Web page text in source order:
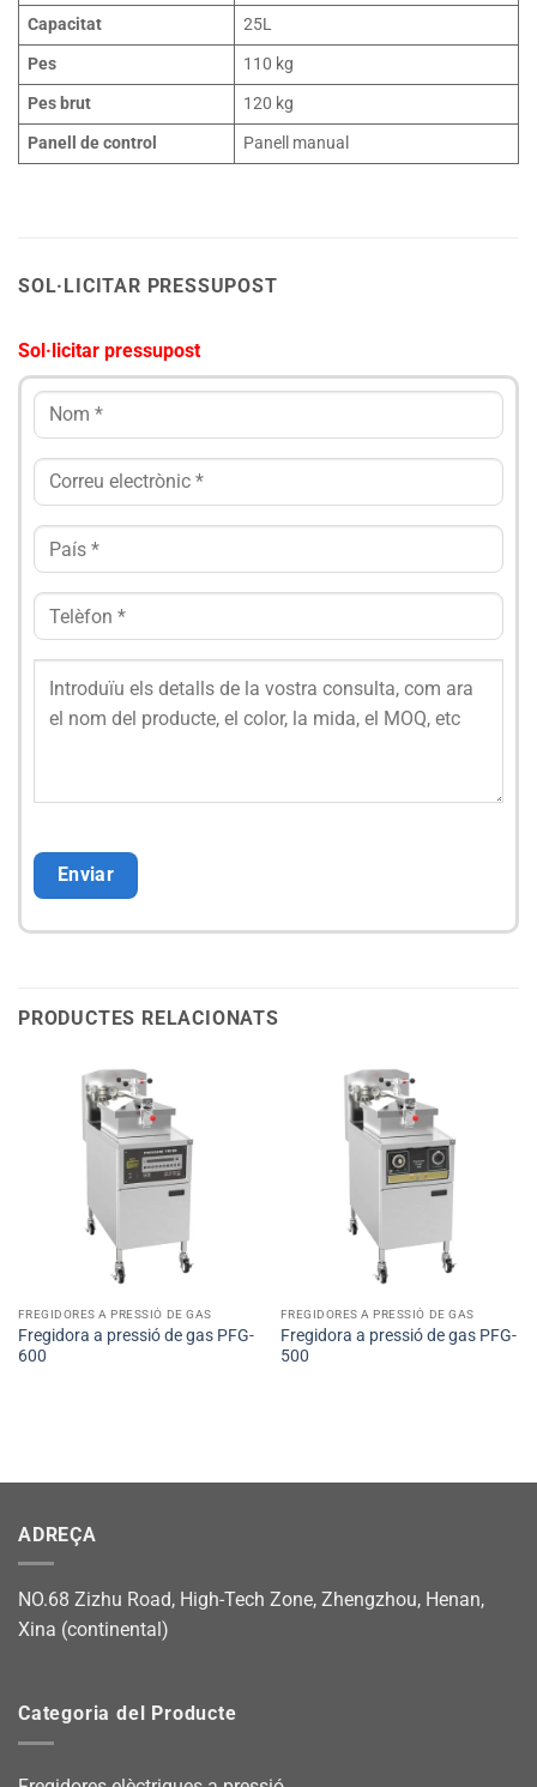
Capacitat
25L
Pes
110 kg
Pes brut
120 kg
Panell de control
Panell manual
SOL·LICITAR PRESSUPOST
Sol·licitar pressupost
PRODUCTES RELACIONATS
FREGIDORES A PRESSIÓ DE GAS
Fregidora a pressió de gas PFG-
600
FREGIDORES A PRESSIÓ DE GAS
Fregidora a pressió de gas PFG-
500
ADREÇA
NO.68 Zizhu Road, High-Tech Zone, Zhengzhou, Henan,
Xina (continental)
Categoria del Producte